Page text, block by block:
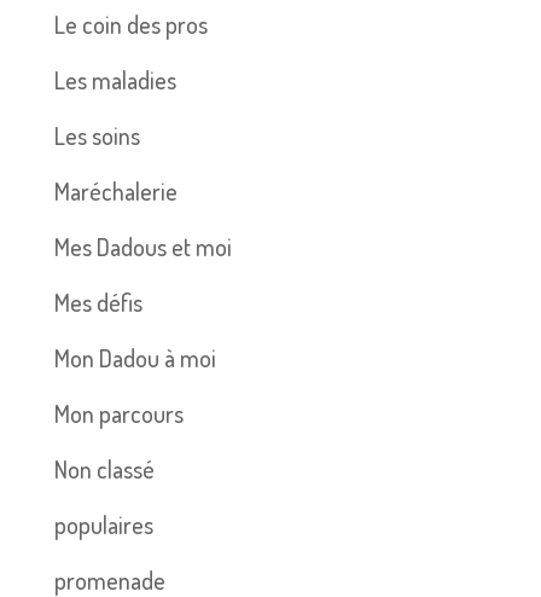
Le coin des pros
Les maladies
Les soins
Maréchalerie
Mes Dadous et moi
Mes défis
Mon Dadou à moi
Mon parcours
Non classé
populaires
promenade